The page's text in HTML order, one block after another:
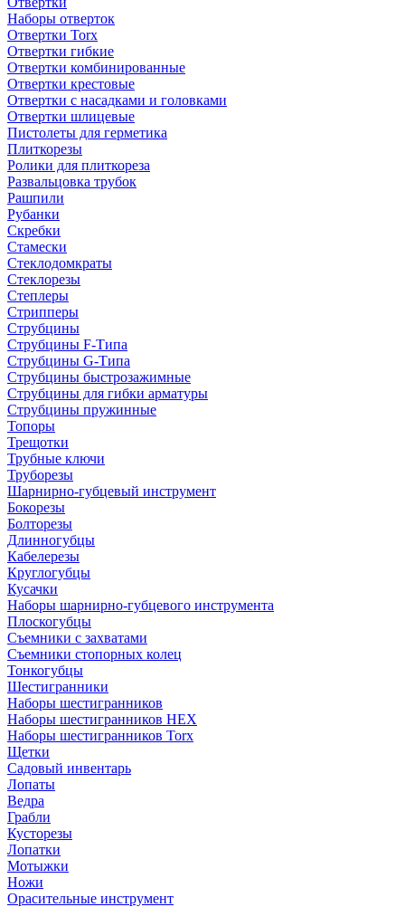
Наборы отверток
Отвертки Torx
Отвертки гибкие
Отвертки комбинированные
Отвертки крестовые
Отвертки с насадками и головками
Отвертки шлицевые
Пистолеты для герметика
Плиткорезы
Ролики для плиткореза
Развальцовка трубок
Рашпили
Рубанки
Скребки
Стамески
Стеклодомкраты
Стеклорезы
Степлеры
Стрипперы
Струбцины
Струбцины F-Типа
Струбцины G-Типа
Струбцины быстрозажимные
Струбцины для гибки арматуры
Струбцины пружинные
Топоры
Трещотки
Трубные ключи
Труборезы
Шарнирно-губцевый инструмент
Бокорезы
Болторезы
Длинногубцы
Кабелерезы
Круглогубцы
Кусачки
Наборы шарнирно-губцевого инструмента
Плоскогубцы
Съемники с захватами
Съемники стопорных колец
Тонкогубцы
Шестигранники
Наборы шестигранников
Наборы шестигранников HEX
Наборы шестигранников Torx
Щетки
Садовый инвентарь
Лопаты
Ведра
Грабли
Кусторезы
Лопатки
Мотыжки
Ножи
Орасительные инструмент